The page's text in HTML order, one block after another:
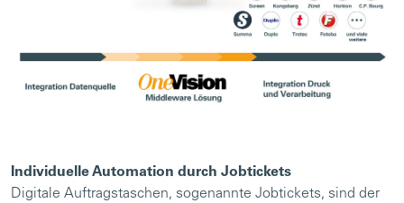
Individuelle Automation durch Jobtickets
Digitale Auftragstaschen, sogenannte Jobtickets, sind der